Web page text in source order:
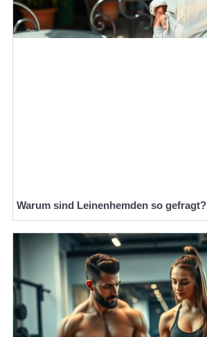
Warum sind Leinenhemden so gefragt?